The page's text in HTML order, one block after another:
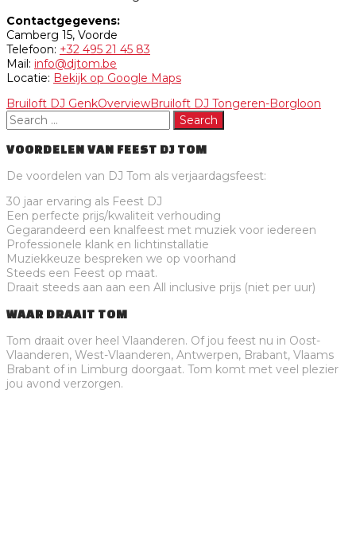
Contactgegevens:
Camberg 15, Voorde
Telefoon: +32 495 21 45 83
Mail: info@djtom.be
Locatie: Bekijk op Google Maps
Bruiloft DJ GenkOverviewBruiloft DJ Tongeren-Borgloon
VOORDELEN VAN FEEST DJ TOM
De voordelen van DJ Tom als verjaardagsfeest:
30 jaar ervaring als Feest DJ
Een perfecte prijs/kwaliteit verhouding
Gegarandeerd een knalfeest met muziek voor iedereen
Professionele klank en lichtinstallatie
Muziekkeuze bespreken we op voorhand
Steeds een Feest op maat.
Draait steeds aan aan een All inclusive prijs (niet per uur)
WAAR DRAAIT TOM
Tom draait over heel Vlaanderen. Of jou feest nu in Oost-
Vlaanderen, West-Vlaanderen, Antwerpen, Brabant, Vlaams
Brabant of in Limburg doorgaat. Tom komt met veel plezier
jou avond verzorgen.